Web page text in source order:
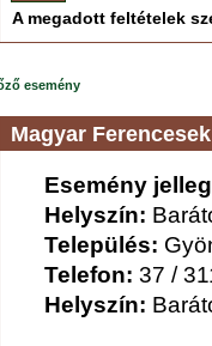
A megadott feltételek
esemény
Magyar
Esemény
Helyszín:
Település:
Telefon: 37 /
Helyszín: